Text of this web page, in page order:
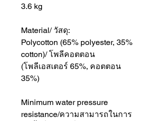
3.6 kg
Material/ วัสดุ:
Polycotton (65% polyester, 35%
cotton)/ โพลีคอตตอน
(โพลีเอสเตอร์ 65%, คอตตอน
35%)
Minimum water pressure
resistance/ความสามารถในการ